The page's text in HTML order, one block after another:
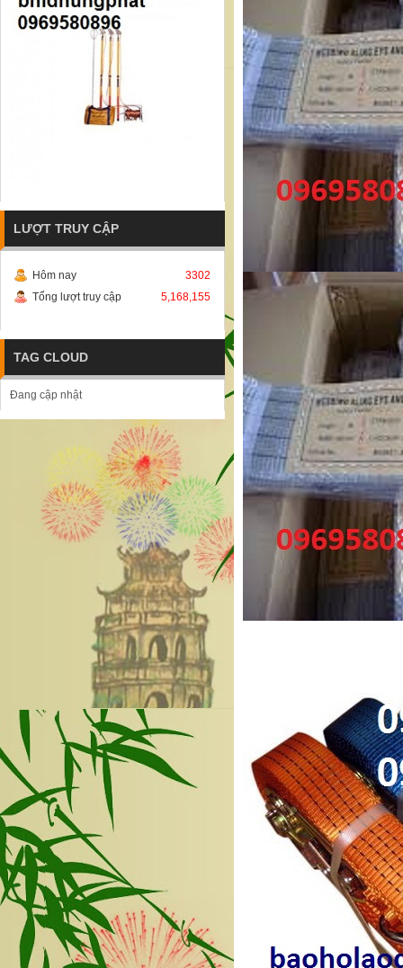
LƯỢT TRUY CẬP
Hôm nay
3302
Tổng lượt truy cập
5,168,155
TAG CLOUD
Đang cập nhật